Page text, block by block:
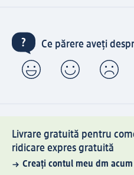
Ce părere aveți
Livrare gratuită pentru
ridicare expres gratuită
Creați contul meu dm acum